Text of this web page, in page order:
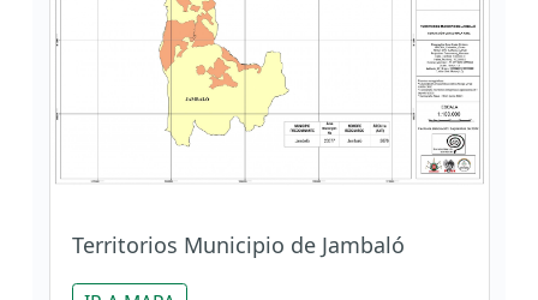
Territorios Municipio de Jambaló